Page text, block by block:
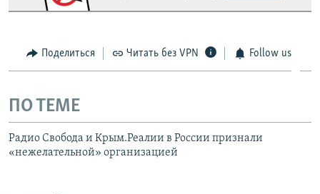
Поделиться Читать без VPN Follow us
ПО ТЕМЕ
Радио Свобода и Крым.Реалии в России признали
«нежелательной» организацией